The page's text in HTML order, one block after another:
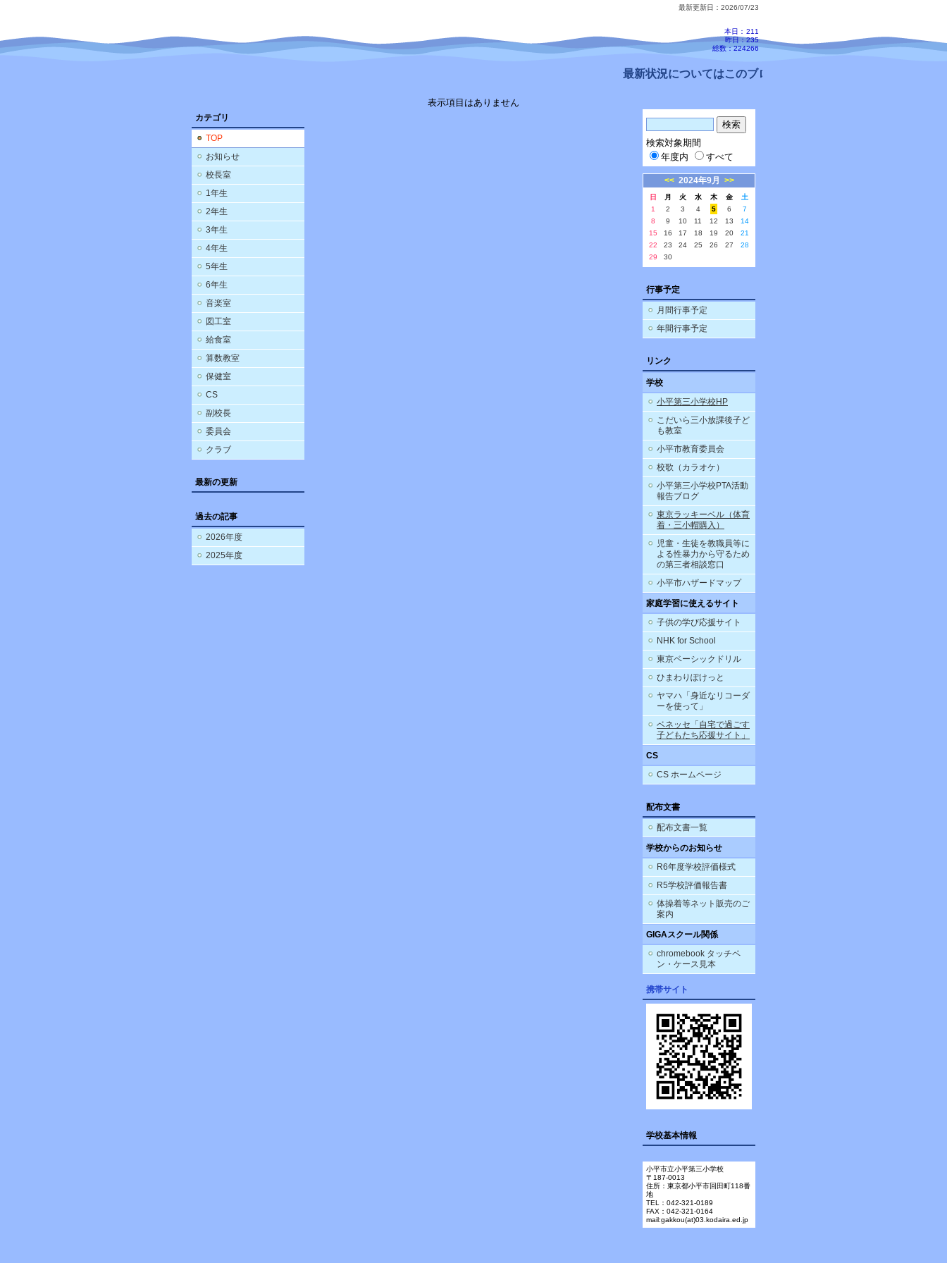
最新更新日：2026/07/23
本日： 211
昨日：235
総数：224266
最新状況についてはこのブログ、配信メールをご確認ください。
カテゴリ
TOP
お知らせ
校長室
1年生
2年生
3年生
4年生
5年生
6年生
音楽室
図工室
給食室
算数教室
保健室
CS
副校長
委員会
クラブ
最新の更新
過去の記事
2026年度
2025年度
表示項目はありません
検索対象期間
年度内
すべて
<< 2024年9月 >>
日 月 火 水 木 金
土
1
2 3 4 5 6
7
8
9 10 11 12 13
14
15
16 17 18 19 20
21
22
23 24 25 26 27
28
29
30
行事予定
月間行事予定
年間行事予定
リンク
学校
小平第三小学校HP
こだいら三小放課後子ど
も教室
小平市教育委員会
校歌（カラオケ）
小平第三小学校PTA活動
報告ブログ
東京ラッキーベル（体育
着・三小帽購入）
児童・生徒を教職員等に
よる性暴力から守るため
の第三者相談窓口
小平市ハザードマップ
家庭学習に使えるサイト
子供の学び応援サイト
NHK for School
東京ベーシックドリル
ひまわりぽけっと
ヤマハ「身近なリコーダ
ーを使って」
ベネッセ「自宅で過ごす
子どもたち応援サイト」
CS
CS ホームページ
配布文書
配布文書一覧
学校からのお知らせ
R6年度学校評価様式
R5学校評価報告書
体操着等ネット販売のご
案内
GIGAスクール関係
chromebook タッチペ
ン・ケース見本
携帯サイト
学校基本情報
小平市立小平第三小学校
〒187-0013
住所：東京都小平市回田町118番
地
TEL：042-321-0189
FAX：042-321-0164
mail:gakkou(at)03.kodaira.ed.jp